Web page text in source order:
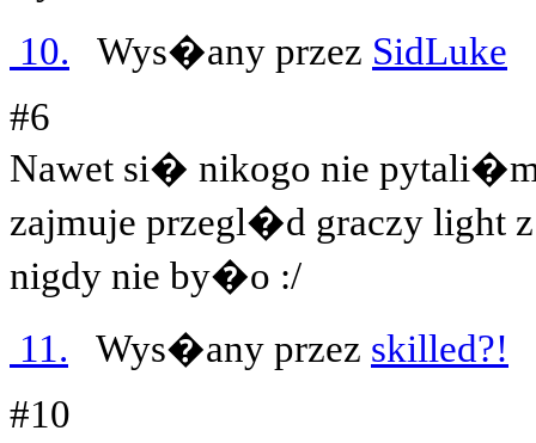
10. Wys�any przez SidLuke
#6
Nawet si� nikogo nie
zajmuje przegl�d graczy light
nigdy nie by�o :/
11. Wys�any przez skilled?!
#10